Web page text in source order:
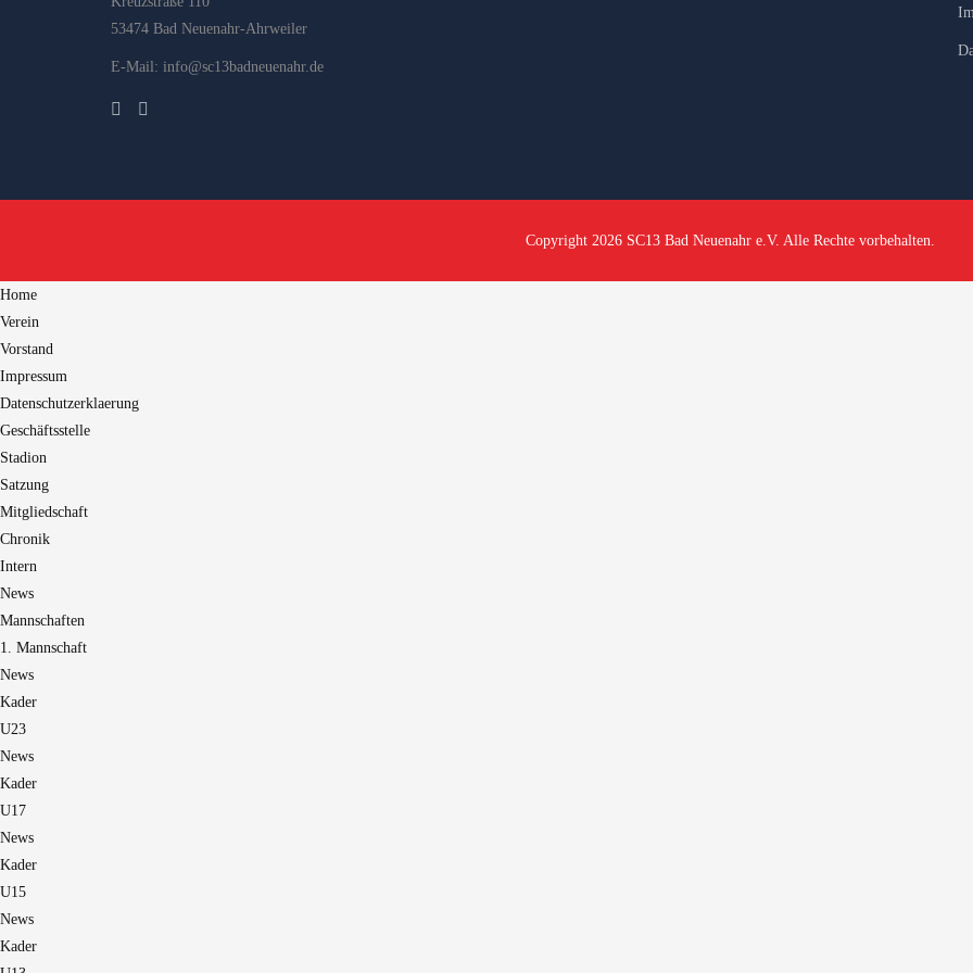
53474 Bad Neuenahr-Ahrweiler
E-Mail: info@sc13badneuenahr.de
Copyright 2026 SC13 Bad Neuenahr e.V. Alle Rechte vorbehalten.
Home
Verein
Vorstand
Impressum
Datenschutzerklaerung
Geschäftsstelle
Stadion
Satzung
Mitgliedschaft
Chronik
Intern
News
Mannschaften
1. Mannschaft
News
Kader
U23
News
Kader
U17
News
Kader
U15
News
Kader